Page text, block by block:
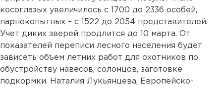
косоглазых увеличилось с 1700 до 2336 особей,
парнокопытных – с 1522 до 2054 представителей.
Учет диких зверей продлится до 10 марта. От
показателей переписи лесного населения будет
зависеть объем летних работ для охотников по
обустройству навесов, солонцов, заготовке
подкормки. Наталия Лукьянцева, Европейско-